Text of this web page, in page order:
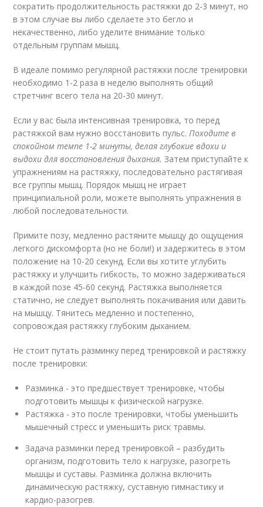
сократить продолжительность растяжки до 2-3 минут, но
в этом случае вы либо сделаете это бегло и
некачественно, либо уделите внимание только
отдельным группам мышц.
В идеале помимо регулярной растяжки после тренировки
необходимо 1-2 раза в неделю выполнять общий
стретчинг всего тела на 20-30 минут.
Если у вас была интенсивная тренировка, то перед
растяжкой вам нужно восстановить пульс.Походите в
спокойном темпе 1-2 минуты, делая глубокие вдохи и
выдохи для восстановления дыхания. Затем приступайте к
упражнениям на растяжку, последовательно растягивая
все группы мышц. Порядок мышц не играет
принципиальной роли, можете выполнять упражнения в
любой последовательности.
Примите позу, медленно растяните мышцу до ощущения
легкого дискомфорта (но не боли!) и задержитесь в этом
положение на 10-20 секунд. Если вы хотите углубить
растяжку и улучшить гибкость, то можно задерживаться
в каждой позе 45-60 секунд. Растяжка выполняется
статично, не следует выполнять покачивания или давить
на мышцу. Тянитесь медленно и постепенно,
сопровождая растяжку глубоким дыханием.
Не стоит путать разминку перед тренировкой и растяжку
после тренировки:
Разминка - это предшествует тренировке, чтобы
подготовить мышцы к физической нагрузке.
Растяжка - это после тренировки, чтобы уменьшить
мышечный стресс и уменьшить риск травмы.
Задача разминки перед тренировкой – разбудить
организм, подготовить тело к нагрузке, разогреть
мышцы и суставы. Разминка должна включить
динамическую растяжку, суставную гимнастику и
кардио-разогрев.